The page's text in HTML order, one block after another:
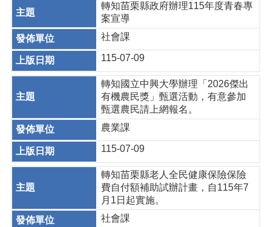
轉知苗栗縣政府辦理115年度青春專
案宣導
社會課
115-07-09
轉知國立中興大學辦理「2026傑出
有機農民獎」甄選活動，有意參加
甄選農民請上網報名。
農業課
115-07-09
轉知苗栗縣老人全民健康保險保險
費自付額補助試辦計畫，自115年7
月1日起實施。
社會課